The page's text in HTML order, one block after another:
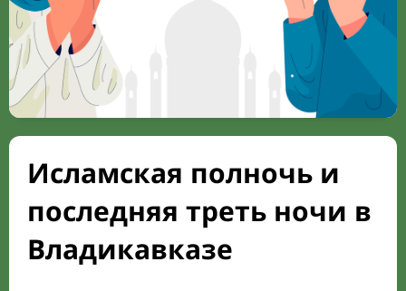
Исламская полночь и
последняя треть ночи в
Владикавказе